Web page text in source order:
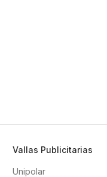
Vallas Publicitarias
Unipolar